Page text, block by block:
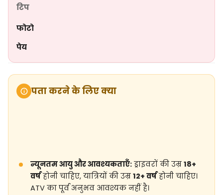
टिप
फोटो
पेय
पता करने के लिए क्या
न्यूनतम आयु और आवश्यकताएँ: ड्राइवरों की उम्र 18+
वर्ष होनी चाहिए, यात्रियों की उम्र 12+ वर्ष होनी चाहिए।
ATV का पूर्व अनुभव आवश्यक नहीं है।